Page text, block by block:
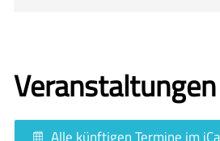
Veranstaltungen